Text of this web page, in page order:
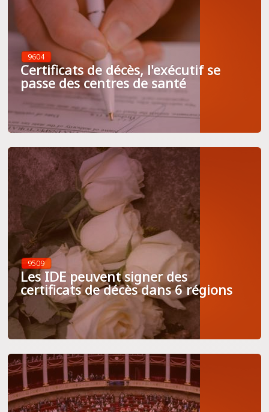
9604
Certificats de décès, l'exécutif se
passe des centres de santé
9509
Les IDE peuvent signer des
certificats de décès dans 6 régions